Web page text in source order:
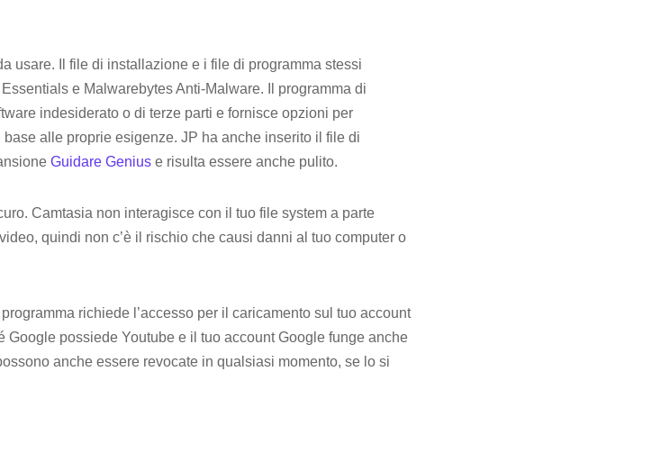
usare. Il file di installazione e i file di programma stessi
e Malwarebytes Anti-Malware. Il programma di
indesiderato o di terze parti e fornisce opzioni per
alle proprie esigenze. JP ha anche inserito il file di
Guidare Genius e risulta essere anche pulito.
Camtasia non interagisce con il tuo file system a parte
quindi non c’è il rischio che causi danni al tuo computer o
richiede l’accesso per il caricamento sul tuo account
Google possiede Youtube e il tuo account Google funge anche
anche essere revocate in qualsiasi momento, se lo si